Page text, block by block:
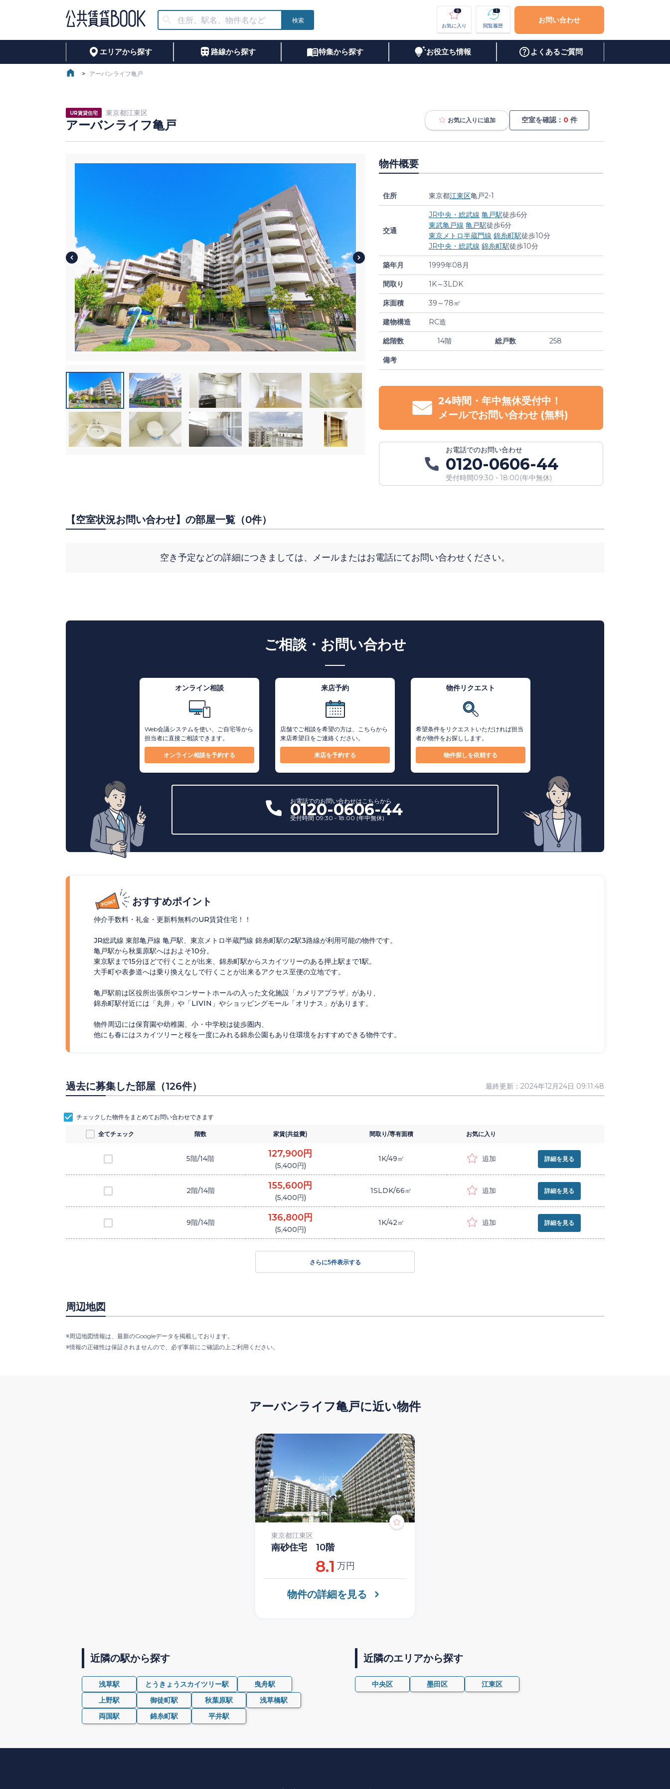
検索
0
お気に入り
1
閲覧履歴
お問い合わせ
エリアから探す 路線から探す 特集から探す お役立ち情報 よくあるご質問
> アーバンライフ亀戸
UR賃貸住宅 東京都江東区
アーバンライフ亀戸 お気に入り に追加 空室を確認： 0 件
物件概要
住所 東京都江東区亀戸2-1
交通
JR中央・総武線 亀戸駅徒歩6分
東武亀戸線 亀戸駅徒歩6分
東京メトロ半蔵門線 錦糸町駅徒歩10分
JR中央・総武線 錦糸町駅徒歩10分
築年月 1999年08月
間取り 1K～3LDK
床面積 39～78㎡
建物構造 RC造
総階数 14階 総戸数 258
備考
24時間・年中無休受付中！
メールでお問い合わせ(無料)
お電話でのお問い合わせ
0120-0606-44
受付時間09:30 - 18:00(年中無休)
【空室状況お問い合わせ】の部屋一覧（0件）
空き予定などの詳細につきましては、メールまたはお電話にてお問い合わせください。
ご相談・お問い合わせ
オンライン相談
Web会議システムを使い、ご自宅等から
担当者に直接ご相談できます。
オンライン相談を予約する
来店予約
店舗でご相談を希望の方は、こちらから
来店希望日をご連絡ください。
来店を予約する
物件リクエスト
希望条件をリクエストいただければ担当
者が物件をお探しします。
物件探しを依頼する
お電話でのお問い合わせはこちらから
0120-0606-44
受付時間 09:30 - 18:00 (年中無休)
おすすめポイント
仲介手数料・礼金・更新料無料のUR賃貸住宅！！
JR総武線 東部亀戸線 亀戸駅、東京メトロ半蔵門線 錦糸町駅の2駅3路線が利用可能の物件です。
亀戸駅から秋葉原駅へはおよそ10分。
東京駅まで15分ほどで行くことが出来、錦糸町駅からスカイツリーのある押上駅まで1駅。
大手町や表参道へは乗り換えなしで行くことが出来るアクセス至便の立地です。
亀戸駅前は区役所出張所やコンサートホールの入った文化施設「カメリアプラザ」があり、
錦糸町駅付近には 「丸井」や「LIVIN」やショッピングモール「オリナス」があります。
物件周辺には保育園や幼稚園、小・中学校は徒歩圏内、
他にも春にはスカイツリーと桜を一度にみれる錦糸公園もあり住環境をおすすめできる物件です。
過去に募集した部屋（126件） 最終更新：2024年12月24日 09:11:48
チェックした物件をまとめてお問い合わせできます
全てチェック 階数 家賃(共益費) 間取り/専有面積 お気に入り
5階/14階 127,900円
(5,400円)
1K/49㎡ 追加 詳細を見る
2階/14階 155,600円
(5,400円)
1SLDK/66㎡ 追加 詳細を見る
9階/14階 136,800円
(5,400円)
1K/42㎡ 追加 詳細を見る
さらに5件表示する
周辺地図
※周辺地図情報は、最新のGoogleデータを掲載しております。
※情報の正確性は保証されませんので、必ず事前にご確認の上ご利用ください。
アーバンライフ亀戸に近い物件
東京都江東区
南砂住宅 10階
8.1 万円
物件の詳細を見る
近隣の駅から探す
浅草駅 とうきょうスカイツリー駅
曳舟駅
上野駅
御徒町駅 秋葉原駅
浅草橋駅
両国駅
錦糸町駅 平井駅
近隣のエリアから探す
中央区 墨田区 江東区